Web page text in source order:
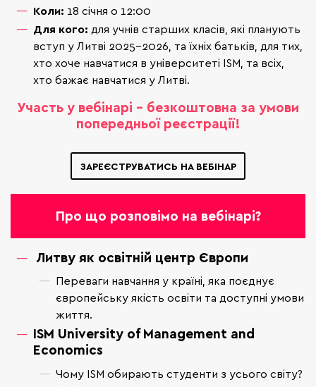
Коли: 18 січня о 12:00
Для кого: для учнів старших класів, які планують
вступ у Литві 2025-2026, та їхніх батьків, для тих,
хто хоче навчатися в університеті ISM, та всіх,
хто бажає навчатися у Литві.
Участь у вебінарі - безкоштовна за умови
попередньої реєстрації!
ЗАРЕЄСТРУВАТИСЬ НА ВЕБІНАР
Про що розповімо на вебінарі?
Литву як освітній центр Європи
Переваги навчання у країні, яка поєднує
європейську якість освіти та доступні умови
життя.
ISM University of Management and
Economics
Чому ISM обирають студенти з усього світу?